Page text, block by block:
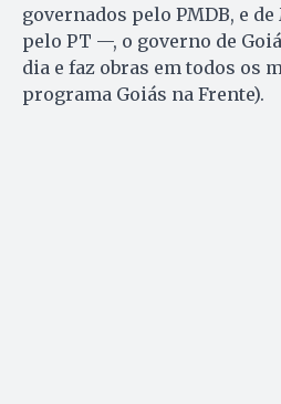
governados pelo PMDB, e
pelo PT —, o governo de
dia e faz obras em todos os
programa Goiás na Frente).